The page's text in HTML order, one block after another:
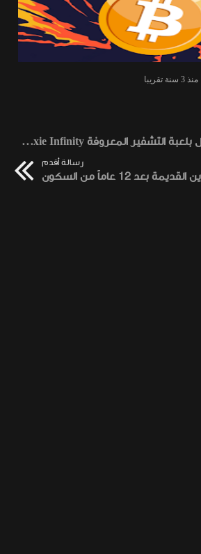
منذ 3 سنة تقريبا
تسمح شركة آبل بلعبة التشفير المعروفة Axie Infinity على متجر التطبيقات
رسالة أقدم
12 عاماً من السكون